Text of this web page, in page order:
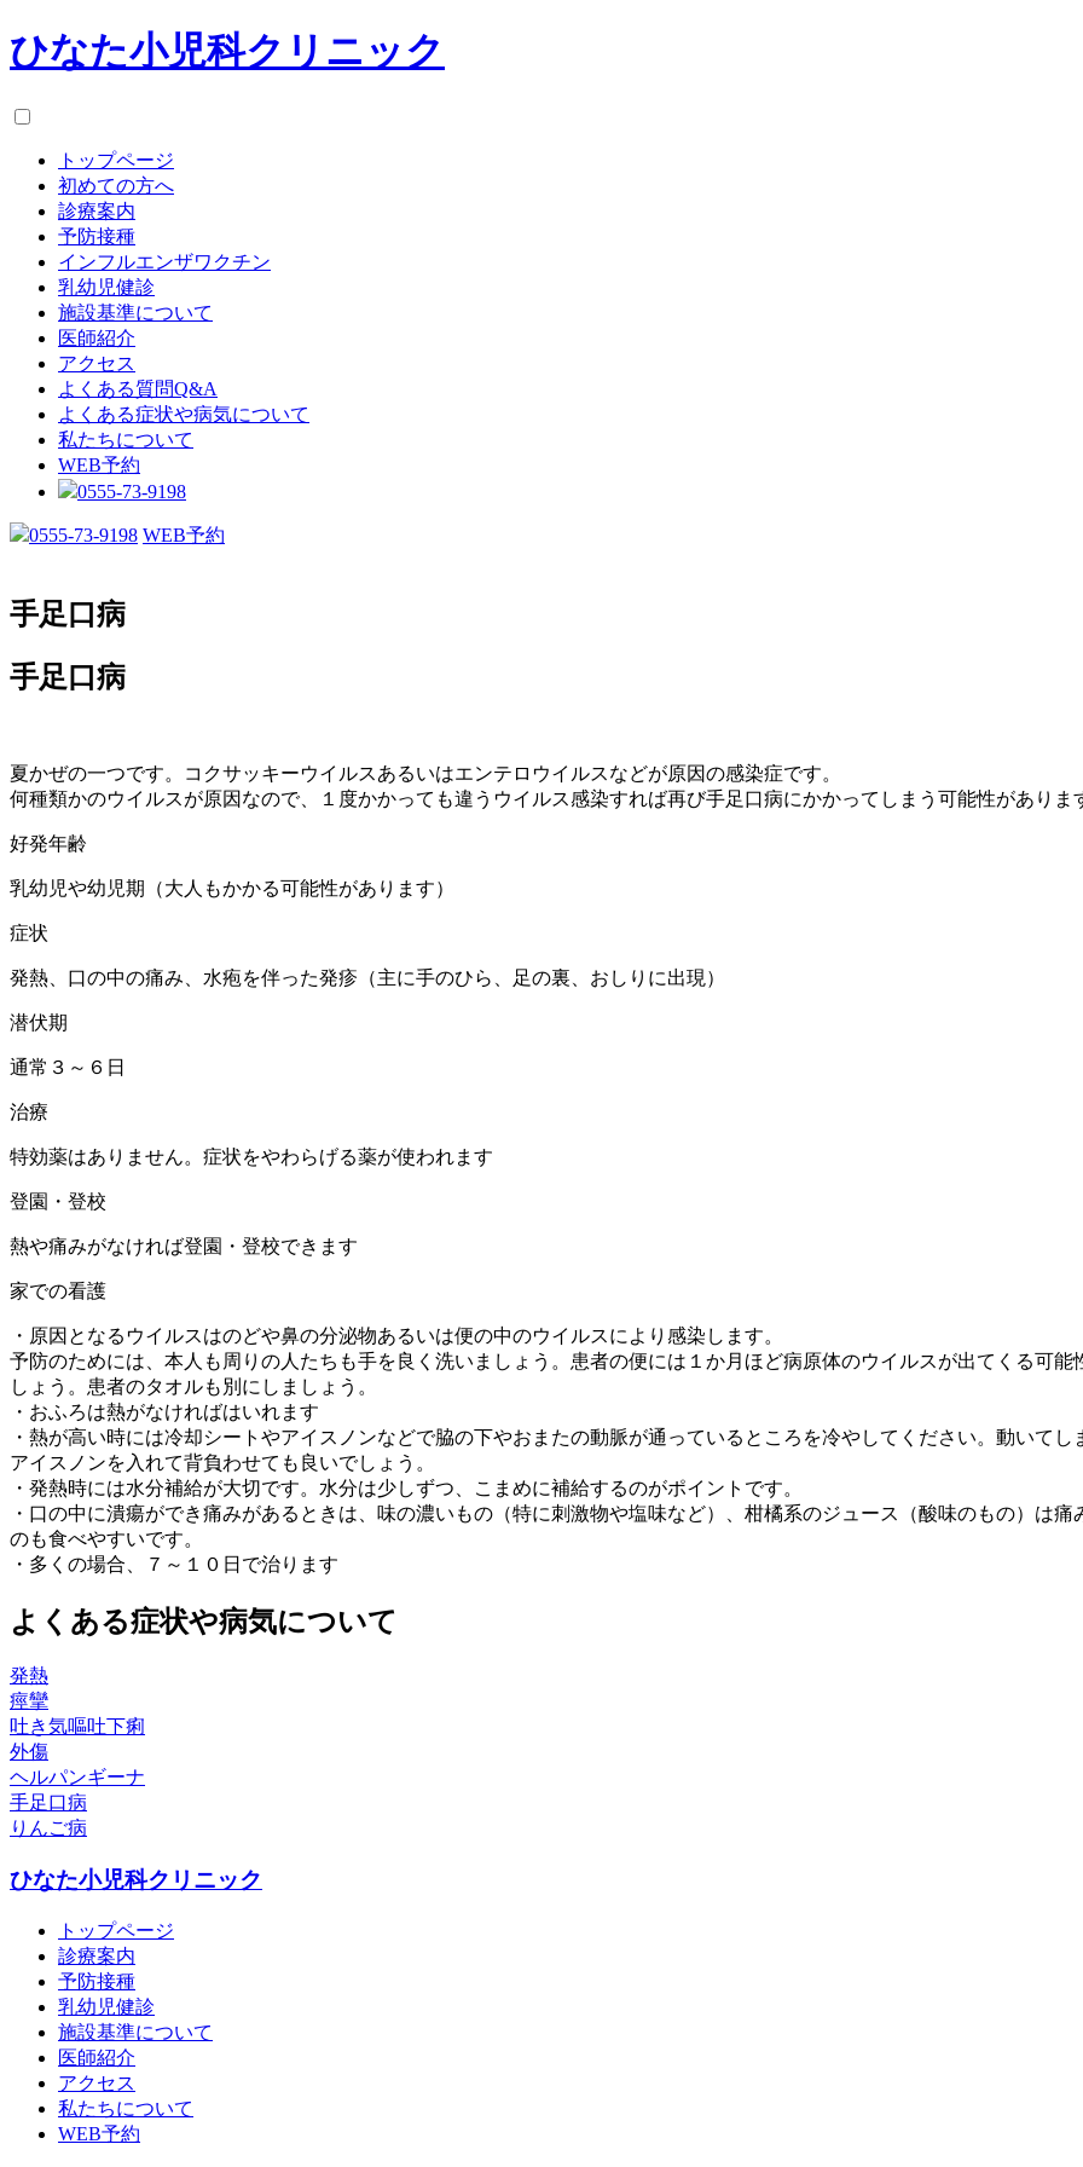
ひなた小児科クリニック
トップページ
初めての方へ
診療案内
予防接種
インフルエンザワクチン
乳幼児健診
施設基準について
医師紹介
アクセス
よくある質問Q&A
よくある症状や病気について
私たちについて
WEB予約
0555-73-9198
0555-73-9198 WEB予約
手足口病
手足口病
夏かぜの一つです。コクサッキーウイルスあるいはエンテロウイルスなどが原因の感染症です。
何種類かのウイルスが原因なので、１度かかっても違うウイルス感染すれば再び手足口病にかかってしまう可能性がありま
好発年齢
乳幼児や幼児期（大人もかかる可能性があります）
症状
発熱、口の中の痛み、水疱を伴った発疹（主に手のひら、足の裏、おしりに出現）
潜伏期
通常３～６日
治療
特効薬はありません。症状をやわらげる薬が使われます
登園・登校
熱や痛みがなければ登園・登校できます
家での看護
・原因となるウイルスはのどや鼻の分泌物あるいは便の中のウイルスにより感染します。
予防のためには、本人も周りの人たちも手を良く洗いましょう。患者の便には１か月ほど病原体のウイルスが出てくる可
しょう。患者のタオルも別にしましょう。
・おふろは熱がなければはいれます
・熱が高い時には冷却シートやアイスノンなどで脇の下やおまたの動脈が通っているところを冷やしてください。動いて
アイスノンを入れて背負わせても良いでしょう。
・発熱時には水分補給が大切です。水分は少しずつ、こまめに補給するのがポイントです。
・口の中に潰瘍ができ痛みがあるときは、味の濃いもの（特に刺激物や塩味など）、柑橘系のジュース（酸味のもの）は
のも食べやすいです。
・多くの場合、７～１０日で治ります
よくある症状や病気について
発熱
痙攣
吐き気嘔吐下痢
外傷
ヘルパンギーナ
手足口病
りんご病
ひなた小児科クリニック
トップページ
診療案内
予防接種
乳幼児健診
施設基準について
医師紹介
アクセス
私たちについて
WEB予約